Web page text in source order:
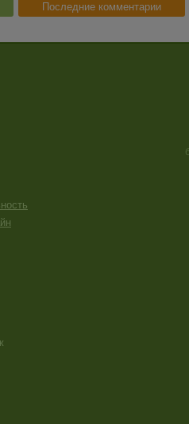
Последние комментарии